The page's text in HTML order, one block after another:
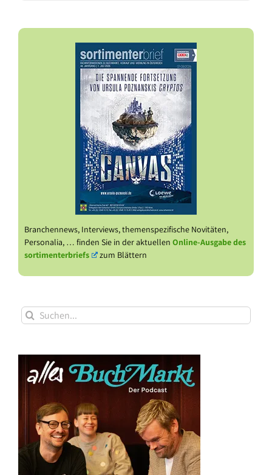
Branchennews, Interviews, themenspezifische Novitäten,
Personalia, … finden Sie in der aktuellen Online-Ausgabe des
sortimenterbriefs
zum Blättern
Suche
nach: